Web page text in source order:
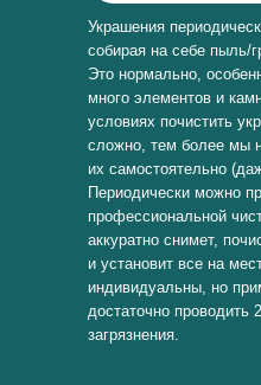
Украшения
собирая на себе пыль/
Это нормально,
много элементов и
условиях почистить
сложно, тем более мы
их самостоятельно
Периодически можно
профессиональной
аккуратно снимет,
и установит все на
индивидуальны, но
достаточно проводить
загрязнения.